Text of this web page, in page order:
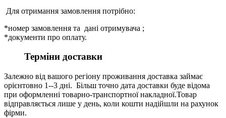
Для отримання замовлення потрібно:
*номер замовлення та дані отримувача ;
*документи про оплату.
Терміни доставки
Залежно від вашого регіону проживання доставка займає
орієнтовно 1--3 дні. Більш точно дата доставки буде відома
при оформленні товарно-транспортної накладної.Товар
відправляється лише у день, коли кошти надійшли на рахунок
фірми.